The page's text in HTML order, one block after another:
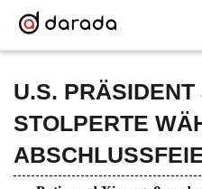
U.S.
STOLPERTE